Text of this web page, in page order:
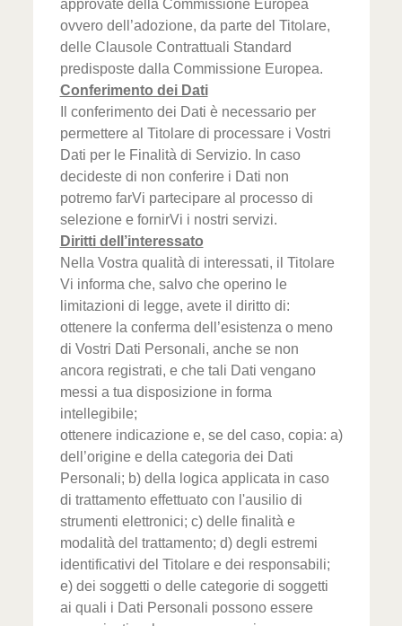
approvate della Commissione Europea
ovvero dell’adozione, da parte del Titolare,
delle Clausole Contrattuali Standard
predisposte dalla Commissione Europea.
Conferimento dei Dati
Il conferimento dei Dati è necessario per
permettere al Titolare di processare i Vostri
Dati per le Finalità di Servizio. In caso
decideste di non conferire i Dati non
potremo farVi partecipare al processo di
selezione e fornirVi i nostri servizi.
Diritti dell’interessato
Nella Vostra qualità di interessati, il Titolare
Vi informa che, salvo che operino le
limitazioni di legge, avete il diritto di:
ottenere la conferma dell’esistenza o meno
di Vostri Dati Personali, anche se non
ancora registrati, e che tali Dati vengano
messi a tua disposizione in forma
intellegibile;
ottenere indicazione e, se del caso, copia: a)
dell’origine e della categoria dei Dati
Personali; b) della logica applicata in caso
di trattamento effettuato con l'ausilio di
strumenti elettronici; c) delle finalità e
modalità del trattamento; d) degli estremi
identificativi del Titolare e dei responsabili;
e) dei soggetti o delle categorie di soggetti
ai quali i Dati Personali possono essere